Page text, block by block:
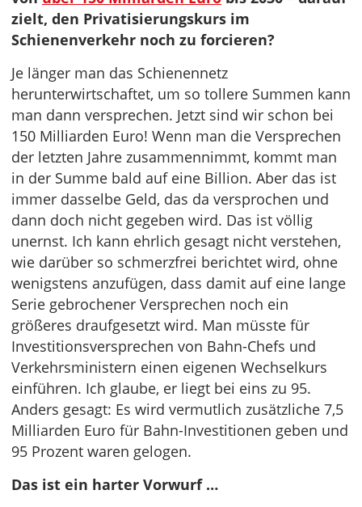
zielt, den Privatisierungskurs im
Schienenverkehr noch zu forcieren?
Je länger man das Schienennetz
herunterwirtschaftet, um so tollere Summen kann
man dann versprechen. Jetzt sind wir schon bei
150 Milliarden Euro! Wenn man die Versprechen
der letzten Jahre zusammennimmt, kommt man
in der Summe bald auf eine Billion. Aber das ist
immer dasselbe Geld, das da versprochen und
dann doch nicht gegeben wird. Das ist völlig
unernst. Ich kann ehrlich gesagt nicht verstehen,
wie darüber so schmerzfrei berichtet wird, ohne
wenigstens anzufügen, dass damit auf eine lange
Serie gebrochener Versprechen noch ein
größeres draufgesetzt wird. Man müsste für
Investitionsversprechen von Bahn-Chefs und
Verkehrsministern einen eigenen Wechselkurs
einführen. Ich glaube, er liegt bei eins zu 95.
Anders gesagt: Es wird vermutlich zusätzliche 7,5
Milliarden Euro für Bahn-Investitionen geben und
95 Prozent waren gelogen.
Das ist ein harter Vorwurf …